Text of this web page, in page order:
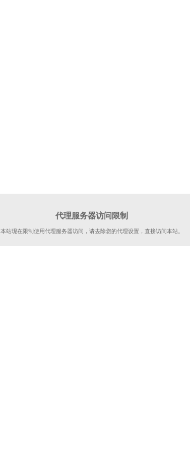
代理服务器访问限制
本站现在限制使用代理服务器访问，请去除您的代理设置，直接访问本站。